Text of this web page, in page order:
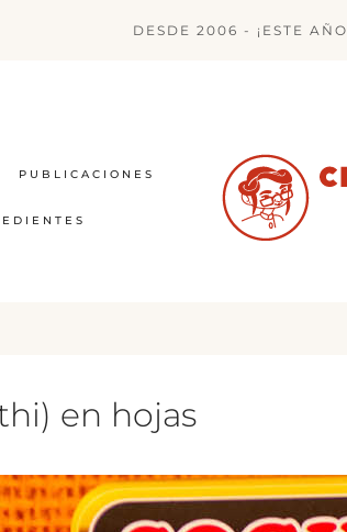
DESDE 2006 - ¡ESTE
PUBLICACIONES
en hojas